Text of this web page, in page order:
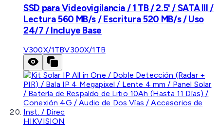
SSD para Videovigilancia / 1 TB / 2.5' / SATA III /
Lectura 560 MB/s / Escritura 520 MB/s / Uso
24/7 / Incluye Base
V300X/1TBV300X/1TB
HIKVISION